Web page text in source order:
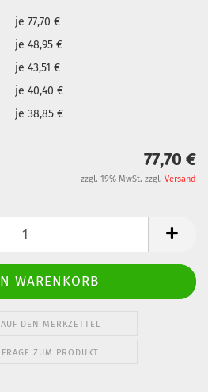
je 77,70 €
je 48,95 €
je 43,51 €
je 40,40 €
je 38,85 €
77,70 €
zzgl. 19% MwSt. zzgl. Versand
AUF DEN MERKZETTEL
FRAGE ZUM PRODUKT